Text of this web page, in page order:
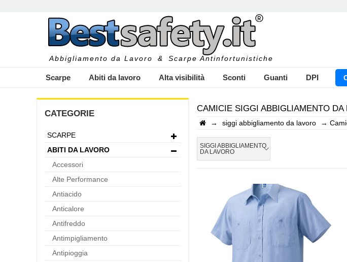
Abbigliamento da Lavoro & Scarpe Antinfortunistiche
Scarpe Abiti da lavoro Alta visibilità Sconti Guanti DPI
INSERISCI IL NOME DEL
CATEGORIE
SCARPE
ABITI DA LAVORO
Accessori
Alte Performance
Antiacido
Anticalore
Antifreddo
Antimpigliamento
Antipioggia
CAMICIE SIGGI ABBIGLIAMENTO DA
→ siggi abbigliamento da lavoro →
SIGGI ABBIGLIAMENTO
DA LAVORO